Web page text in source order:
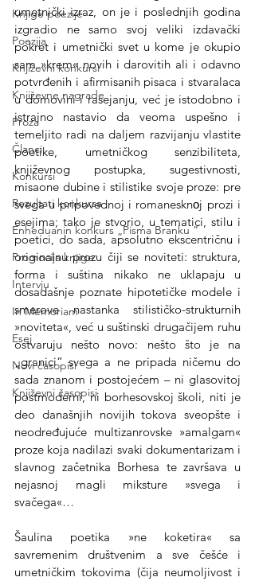
Knjige poezije
Poezija
Književni konkursi
Književne nagrade
Proza
Članci
Konkursi
Rezultati konkursa
Enheduanin konkurs „Pisma Branku ”
Promocija knjige
Intervju
In Memoriam
Esej
Novi časopisi
Književni časopisi
umetnički izraz, on je i poslednjih godina
izgradio ne samo svoj veliki izdavački
pokret i umetnički svet u kome je okupio
sam »krem« novih i darovitih ali i odavno
potvrđenih i afirmisanih pisaca i stvaralaca
u domovini i rasejanju, već je istodobno i
istrajno nastavio da veoma uspešno i
temeljito radi na daljem razvijanju vlastite
poetike, umetničkog senzibiliteta,
književnog postupka, sugestivnosti,
misaone dubine i stilistike svoje proze: pre
svega u pripovednoj i romanesknоj prozi i
esejima; tako je stvorio, u tematici, stilu i
poetici, do sada, apsolutno ekscentričnu i
originalnu prozu čiji se noviteti: struktura,
forma i suština nikako ne uklapaju u
dosadašnje poznate hipotetičke modele i
smerove nastanka stilističko-strukturnih
»noviteta«, već u suštinski drugačijem ruhu
ostvaruju nešto novo: nešto što je na
„granici“ svega a ne pripada ničemu do
sada znanom i postojećem – ni glasovitoj
postmoderni, ni borhesovskoj školi, niti je
deo današnjih novijih tokova sveopšte i
neodređujuće multizanrovske »amalgam«
proze koja nadilazi svaki dokumentarizam i
slavnog začetnika Borhesa te završava u
nejasnoj magli miksture »svega i
svačega«…
Šaulina poetika »ne koketira« sa
savremenim društvenim a sve češće i
umetničkim tokovima (čija neumoljivost i